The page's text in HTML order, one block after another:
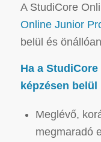
A StudiCore
Online Junior
belül és
Ha a
képzésen
Meglévő,
megmaradó